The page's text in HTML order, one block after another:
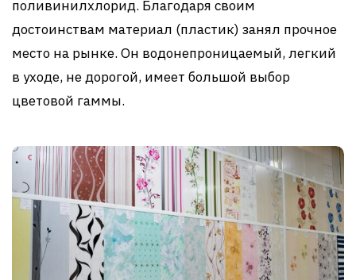
поливинилхлорид. Благодаря своим
достоинствам материал (пластик) занял прочное
место на рынке. Он водонепроницаемый, легкий
в уходе, не дорогой, имеет большой выбор
цветовой гаммы.